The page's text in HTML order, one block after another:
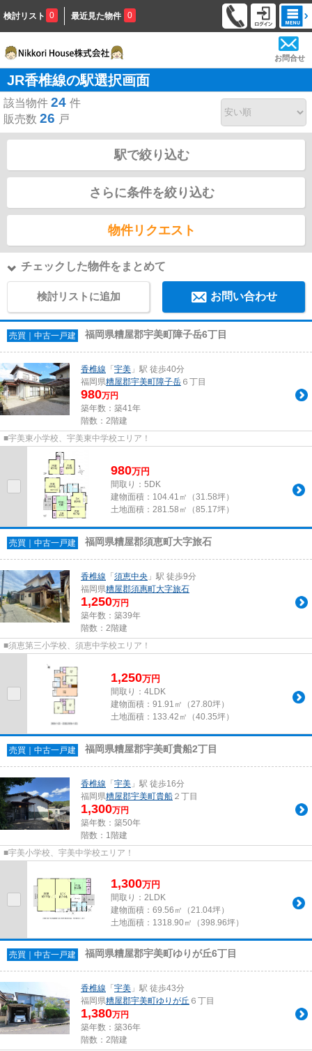
検討リスト 0 最近見た物件 0
お問合せ
JR香椎線の駅選択画面
該当物件 24 件
販売数 26 戸
駅で絞り込む
さらに条件を絞り込む
物件リクエスト
チェックした物件をまとめて
検討リストに追加 お問い合わせ
売買｜中古一戸建 福岡県糟屋郡宇美町障子岳6丁目
香椎線 「 宇美 」駅 徒歩40分
福岡県糟屋郡宇美町障子岳 ６丁目
980万円
築年数：築41年
階数：2階建
■宇美東小学校、宇美東中学校エリア！
980万円
間取り：5DK
建物面積： 104.41㎡（31.58坪）
土地面積： 281.58㎡（85.17坪）
売買｜中古一戸建 福岡県糟屋郡須恵町大字旅石
香椎線 「 須恵中央 」駅 徒歩9分
福岡県糟屋郡須惠町大字旅石
1,250万円
築年数：築39年
階数：2階建
■須恵第三小学校、須恵中学校エリア！
1,250万円
間取り：4LDK
建物面積： 91.91㎡（27.80坪）
土地面積： 133.42㎡（40.35坪）
売買｜中古一戸建 福岡県糟屋郡宇美町貴船2丁目
香椎線 「 宇美 」駅 徒歩16分
福岡県糟屋郡宇美町貴船 ２丁目
1,300万円
築年数：築50年
階数：1階建
■宇美小学校、宇美中学校エリア！
1,300万円
間取り：2LDK
建物面積： 69.56㎡（21.04坪）
土地面積： 1318.90㎡（398.96坪）
売買｜中古一戸建 福岡県糟屋郡宇美町ゆりが丘6丁目
香椎線 「 宇美 」駅 徒歩43分
福岡県糟屋郡宇美町ゆりが丘 ６丁目
1,380万円
築年数：築36年
階数：2階建